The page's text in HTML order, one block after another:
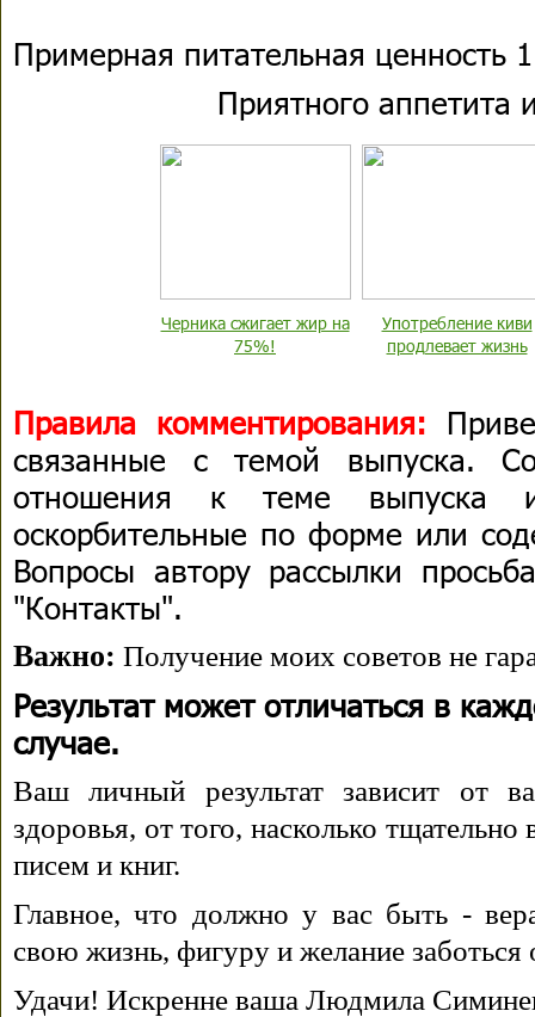
Примерная питательная ценность
Приятного аппетита
Черника сжигает жир на
75%!
Употребление киви
продлевает жизнь
Правила комментирования:
связанные с темой выпуска.
отношения к теме выпуска
оскорбительные по форме или
Вопросы автору рассылки
"Контакты".
Важно: Получение моих советов не
Результат может отличаться в
случае.
Ваш личный результат зависит от
здоровья, от того, насколько
писем и книг.
Главное, что должно у вас быть -
свою жизнь, фигуру и желание заботься
Удачи! Искренне ваша Людмила